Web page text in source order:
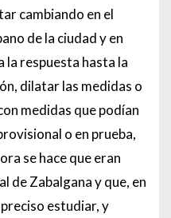
cambiando en el
de la ciudad y en
la respuesta hasta la
dilatar las medidas o
medidas que podían
o en prueba,
se hace que eran
de Zabalgana y que, en
estudiar, y